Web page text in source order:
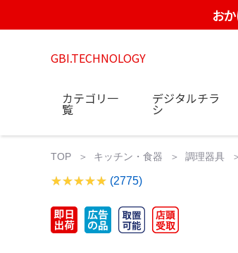
お
GBI.TECHNOLOGY
カテゴリ一
覧
デジタルチラ
シ
TOP キッチン・食器 調理器具
(2775)